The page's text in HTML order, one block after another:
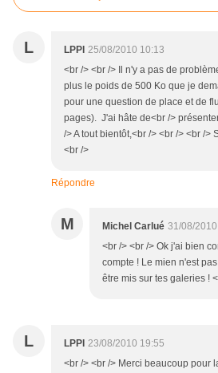
L LPPI 25/08/2010 10:13
<br /> <br /> Il n'y a pas de
plus le poids de 500 Ko que je
pour une question de place et de
pages). J'ai hâte de<br />
/> A tout bientôt,<br /> <br /> <br />
<br />
Répondre
M Michel Carlué 31/08/
<br /> <br /> Ok j'ai bien
compte ! Le mien n'est
être mis sur tes galeries !
L LPPI 23/08/2010 19:55
<br /> <br /> Merci beaucoup pour